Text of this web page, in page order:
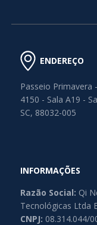
ENDEREÇO
Passeio Primavera
4150 - Sala A19 -
SC, 88032-005
INFORMAÇÕES
Razão Social: Qi
Tecnológicas Ltda
CNPJ: 08.314.044/